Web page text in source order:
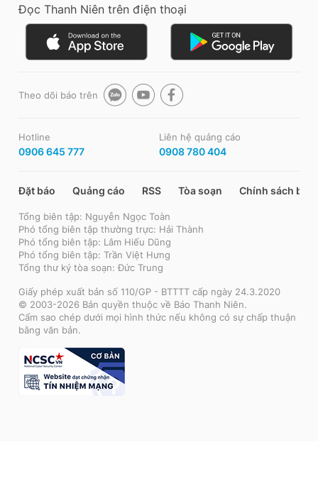
Đọc Thanh Niên trên điện thoại
Theo dõi báo trên
Hotline
0906 645 777
Liên hệ quảng cáo
0908 780 404
Đặt báo Quảng cáo RSS Tòa soạn Chính sách bảo
Tổng biên tập: Nguyễn Ngọc Toàn
Phó tổng biên tập thường trực: Hải Thành
Phó tổng biên tập: Lâm Hiếu Dũng
Phó tổng biên tập: Trần Việt Hưng
Tổng thư ký tòa soạn: Đức Trung
Giấy phép xuất bản số 110/GP - BTTTT cấp ngày 24.3.2020
© 2003-2026 Bản quyền thuộc về Báo Thanh Niên.
Cấm sao chép dưới mọi hình thức nếu không có sự chấp thuận
bằng văn bản.